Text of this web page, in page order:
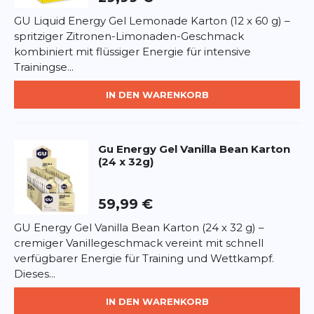
Nährwerte pro 32 g:Energie 100 kcal, Fett 0 g,
Kohlenhydrate 23 g, davon Zucker 7 g, Eiweiß 0 g,
Salz 0,055 g.
1 Gel ca. 5 Minuten vor und alle 30–45
Minuten während der Belastung einnehmen.
Kann Spuren von Soja enthalten.
BEWERTUNG HINZUFÜGEN
Nutzungsbedingungen
Google.
GU Liquid Energy Gel Lemonade Karton (12 x 60 g) –
spritziger Zitronen-Limonaden-Geschmack
kombiniert mit flüssiger Energie für intensive
Trainingse...
IN DEN WARENKORB
Gu Energy Gel Vanilla Bean Karton
(24 x 32g)
59,99 €
GU Energy Gel Vanilla Bean Karton (24 x 32 g) –
cremiger Vanillegeschmack vereint mit schnell
verfügbarer Energie für Training und Wettkampf.
Dieses...
IN DEN WARENKORB